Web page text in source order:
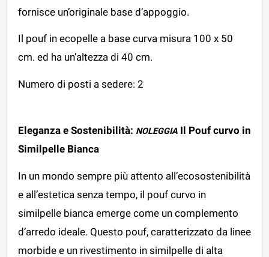
fornisce un’originale base d’appoggio.
Il pouf in ecopelle a base curva misura 100 x 50
cm. ed ha un’altezza di 40 cm.
Numero di posti a sedere: 2
Eleganza e Sostenibilità: NOLEGGIA Il Pouf curvo in
Similpelle Bianca
In un mondo sempre più attento all’ecosostenibilità
e all’estetica senza tempo, il pouf curvo in
similpelle bianca emerge come un complemento
d’arredo ideale. Questo pouf, caratterizzato da linee
morbide e un rivestimento in similpelle di alta